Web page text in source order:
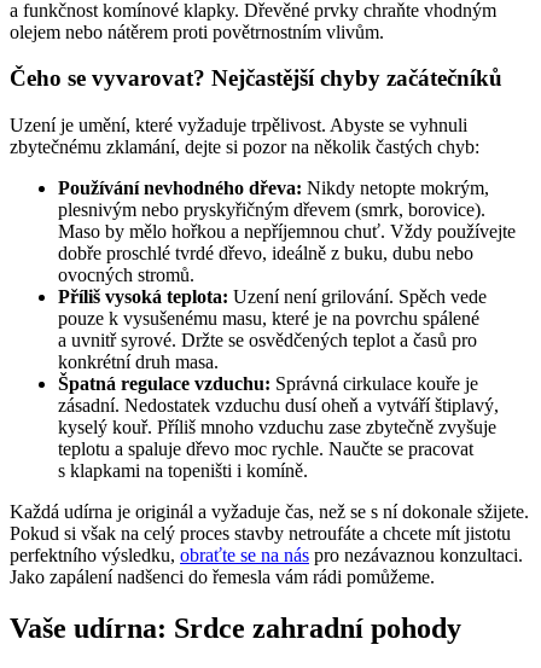
a funkčnost komínové klapky. Dřevěné prvky chraňte vhodným
olejem nebo nátěrem proti povětrnostním vlivům.
Čeho se vyvarovat? Nejčastější chyby začátečníků
Uzení je umění, které vyžaduje trpělivost. Abyste se vyhnuli
zbytečnému zklamání, dejte si pozor na několik častých chyb:
Používání nevhodného dřeva: Nikdy netopte mokrým,
plesnivým nebo pryskyřičným dřevem (smrk, borovice).
Maso by mělo hořkou a nepříjemnou chuť. Vždy používejte
dobře proschlé tvrdé dřevo, ideálně z buku, dubu nebo
ovocných stromů.
Příliš vysoká teplota: Uzení není grilování. Spěch vede
pouze k vysušenému masu, které je na povrchu spálené
a uvnitř syrové. Držte se osvědčených teplot a časů pro
konkrétní druh masa.
Špatná regulace vzduchu: Správná cirkulace kouře je
zásadní. Nedostatek vzduchu dusí oheň a vytváří štiplavý,
kyselý kouř. Příliš mnoho vzduchu zase zbytečně zvyšuje
teplotu a spaluje dřevo moc rychle. Naučte se pracovat
s klapkami na topeništi i komíně.
Každá udírna je originál a vyžaduje čas, než se s ní dokonale sžijete.
Pokud si však na celý proces stavby netroufáte a chcete mít jistotu
perfektního výsledku, obraťte se na nás pro nezávaznou konzultaci.
Jako zapálení nadšenci do řemesla vám rádi pomůžeme.
Vaše udírna: Srdce zahradní pohody